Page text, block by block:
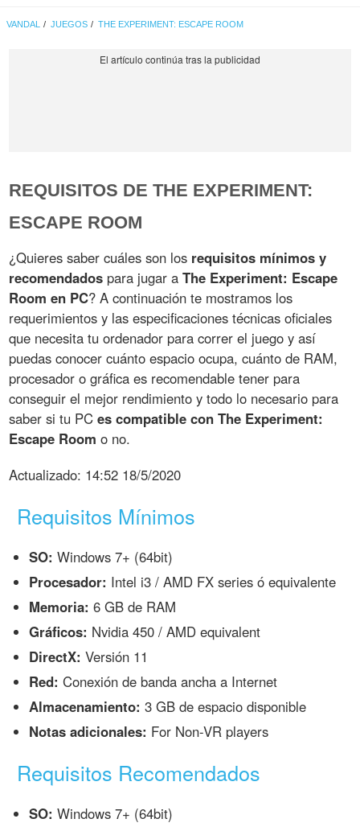
VANDAL JUEGOS THE EXPERIMENT: ESCAPE ROOM
REQUISITOS DE THE EXPERIMENT:
ESCAPE ROOM
¿Quieres saber cuáles son los requisitos mínimos y
recomendados para jugar aThe Experiment: Escape
Room en PC? A continuación te mostramos los
requerimientos y las especificaciones técnicas oficiales
que necesita tu ordenador para correr el juego y así
puedas conocer cuánto espacio ocupa, cuánto de RAM,
procesador o gráfica es recomendable tener para
conseguir el mejor rendimiento y todo lo necesario para
saber si tu PCes compatible con The Experiment:
Escape Room o no.
Actualizado: 14:52 18/5/2020
Requisitos Mínimos
SO: Windows 7+ (64bit)
Procesador: Intel i3 / AMD FX series ó equivalente
Memoria: 6 GB de RAM
Gráficos: Nvidia 450 / AMD equivalent
DirectX: Versión 11
Red: Conexión de banda ancha a Internet
Almacenamiento: 3 GB de espacio disponible
Notas adicionales: For Non-VR players
Requisitos Recomendados
SO: Windows 7+ (64bit)